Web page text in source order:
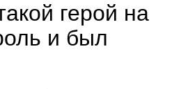
герой на
и был